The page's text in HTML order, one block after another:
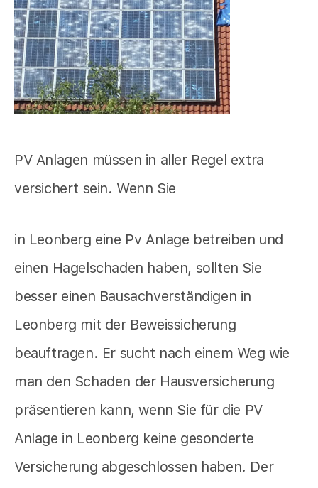
PV Anlagen müssen in aller Regel extra
versichert sein. Wenn Sie
in Leonberg eine Pv Anlage betreiben und
einen Hagelschaden haben, sollten Sie
besser einen Bausachverständigen in
Leonberg mit der Beweissicherung
beauftragen. Er sucht nach einem Weg wie
man den Schaden der Hausversicherung
präsentieren kann, wenn Sie für die PV
Anlage in Leonberg keine gesonderte
Versicherung abgeschlossen haben. Der